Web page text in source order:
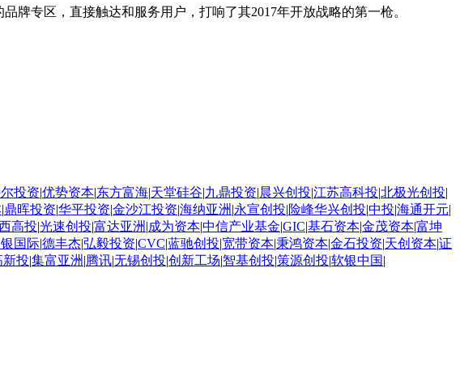
牌专区，直接触达和服务用户，打响了其2017年开放战略的第一枪。
投资|优势资本|东方富海|天堂硅谷|九鼎投资|晨兴创投|江苏高科投|北极光创投|
|鼎晖投资|华平投资|金沙江投资|海纳亚洲 |永宣创投|险峰华兴创投|中投|海通开元|
高投|光速创投|富达亚洲 |成为资本|中信产业基金|GIC|基石资本|金茂资本|富坤
国际|德丰杰|弘毅投资|CVC|蓝驰创投|宽带资本|秉鸿资本|金石投资|天创资本|证
新投|集富亚洲 |腾讯|无锡创投|创新工场|智基创投|策源创投|软银中国|